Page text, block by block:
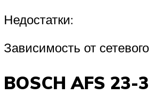
Недостатки:
Зависимость от
BOSCH AFS 23-